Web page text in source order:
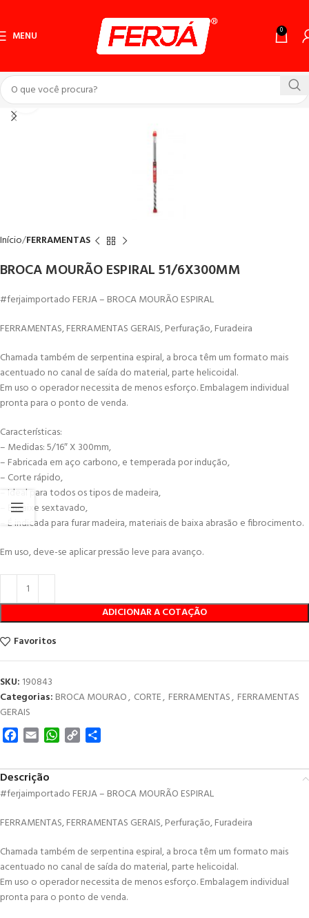
MENU 0
Click to enlarge
Início FERRAMENTAS
BROCA MOURÃO ESPIRAL 51/6X300MM
#ferjaimportado FERJA – BROCA MOURÃO ESPIRAL
FERRAMENTAS, FERRAMENTAS GERAIS, Perfuração, Furadeira
Chamada também de serpentina espiral, a broca têm um formato mais
acentuado no canal de saída do material, parte helicoidal.
Em uso o operador necessita de menos esforço. Embalagem individual
pronta para o ponto de venda.
Características:
– Medidas: 5/16″ X 300mm,
– Fabricada em aço carbono, e temperada por indução,
– Corte rápido,
– Ideal para todos os tipos de madeira,
– Encaixe sextavado,
– É indicada para furar madeira, materiais de baixa abrasão e fibrocimento.
Em uso, deve-se aplicar pressão leve para avanço.
ADICIONAR A COTAÇÃO
Favoritos
SKU: 190843
Categorias: BROCA MOURAO, CORTE, FERRAMENTAS, FERRAMENTAS
GERAIS
Facebook
Email WhatsApp
Copy
Descrição
#ferjaimportado FERJA – BROCA MOURÃO ESPIRAL
FERRAMENTAS, FERRAMENTAS GERAIS, Perfuração, Furadeira
Chamada também de serpentina espiral, a broca têm um formato mais
acentuado no canal de saída do material, parte helicoidal.
Em uso o operador necessita de menos esforço. Embalagem individual
pronta para o ponto de venda.